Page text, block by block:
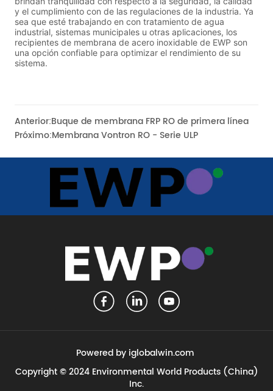
Anterior:Buque de membrana FRP RO de primera línea
Próximo:Membrana Vontron RO - Serie ULP
Powered by iglobalwin.com
Copyright © 2024 Environmental World Products (China)
Inc.